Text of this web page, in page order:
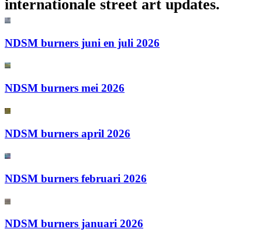
internationale street art updates.
NDSM burners juni en juli 2026
NDSM burners mei 2026
NDSM burners april 2026
NDSM burners februari 2026
NDSM burners januari 2026